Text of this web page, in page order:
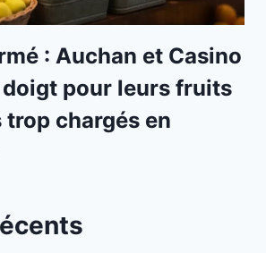
: Auchan et Casino
pour leurs fruits
trop chargés en